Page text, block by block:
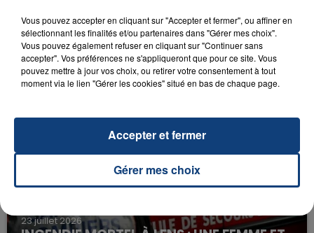
FIL D'ACTU
23 juillet 2026
Vous pouvez accepter en cliquant sur "Accepter et fermer", ou affiner en
sélectionnant les finalités et/ou partenaires dans "Gérer mes choix".
Vous pouvez également refuser en cliquant sur "Continuer sans
accepter". Vos préférences ne s'appliqueront que pour ce site. Vous
pouvez mettre à jour vos choix, ou retirer votre consentement à tout
moment via le lien "Gérer les cookies" situé en bas de chaque page.
Gérer mes choix
Accepter et fermer